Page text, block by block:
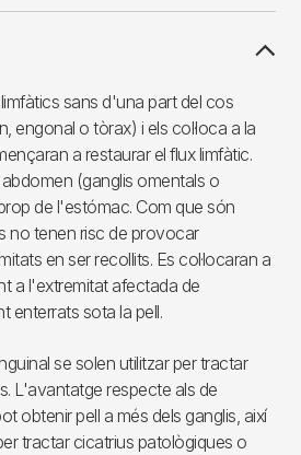
sans d'una part del cos
engonal o tòrax) i els col·loca a la
a restaurar el flux limfàtic.
(ganglis omentals o
de l'estómac. Com que són
no tenen risc de provocar
en ser recollits. Es col·locaran a
a l'extremitat afectada de
enterrats sota la pell.
se solen utilitzar per tractar
L'avantatge respecte als de
obtenir pell a més dels ganglis, així
tractar cicatrius patològiques o